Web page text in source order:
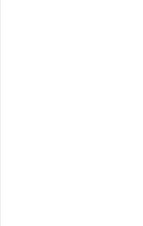
Ремонт